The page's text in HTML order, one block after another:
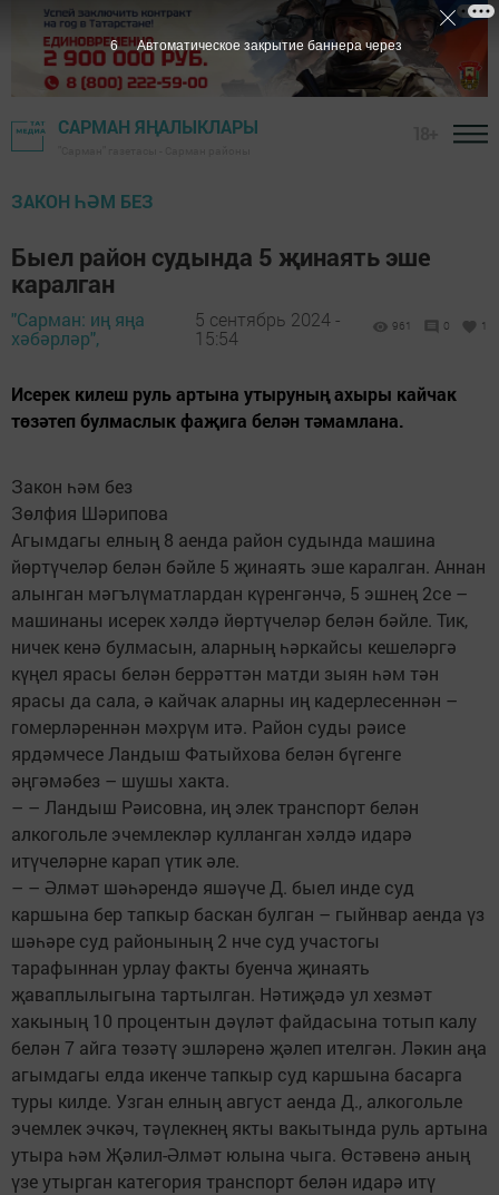
САРМАН ЯҢАЛЫКЛАРЫ
ЗАКОН ҺӘМ БЕЗ
Быел район судында 5 җинаять эше
каралган
"Сарман: иң яңа
хәбәрләр",
5 сентябрь 2024 -
15:54
961 0 1
Исерек килеш руль артына утыруның ахыры кайчак
төзәтеп булмаслык фаҗига белән тәмамлана.
Закон һәм без
Зөлфия Шәрипова
Агымдагы елның 8 аенда район судында машина
йөртүчеләр белән бәйле 5 җинаять эше каралган. Аннан
алынган мәгълүматлардан күренгәнчә, 5 эшнең 2се –
машинаны исерек хәлдә йөртүчеләр белән бәйле. Тик,
ничек кенә булмасын, аларның һәркайсы кешеләргә
күңел ярасы белән беррәттән матди зыян һәм тән
ярасы да сала, ә кайчак аларны иң кадерлесеннән –
гомерләреннән мәхрүм итә. Район суды рәисе
ярдәмчесе Ландыш Фатыйхова белән бүгенге
әңгәмәбез – шушы хакта.
– – Ландыш Рәисовна, иң элек транспорт белән
алкогольле эчемлекләр кулланган хәлдә идарә
итүчеләрне карап үтик әле.
– – Әлмәт шәһәрендә яшәүче Д. быел инде суд
каршына бер тапкыр баскан булган – гыйнвар аенда үз
шәһәре суд районының 2 нче суд участогы
тарафыннан урлау факты буенча җинаять
җаваплылыгына тартылган. Нәтиҗәдә ул хезмәт
хакының 10 процентын дәүләт файдасына тотып калу
белән 7 айга төзәтү эшләренә җәлеп ителгән. Ләкин аңа
агымдагы елда икенче тапкыр суд каршына басарга
туры килде. Узган елның август аенда Д., алкогольле
эчемлек эчкәч, тәүлекнең якты вакытында руль артына
утыра һәм Җәлил-Әлмәт юлына чыга. Өстәвенә аның
үзе утырган категория транспорт белән идарә итү
5 Автоматическое закрытие баннера через